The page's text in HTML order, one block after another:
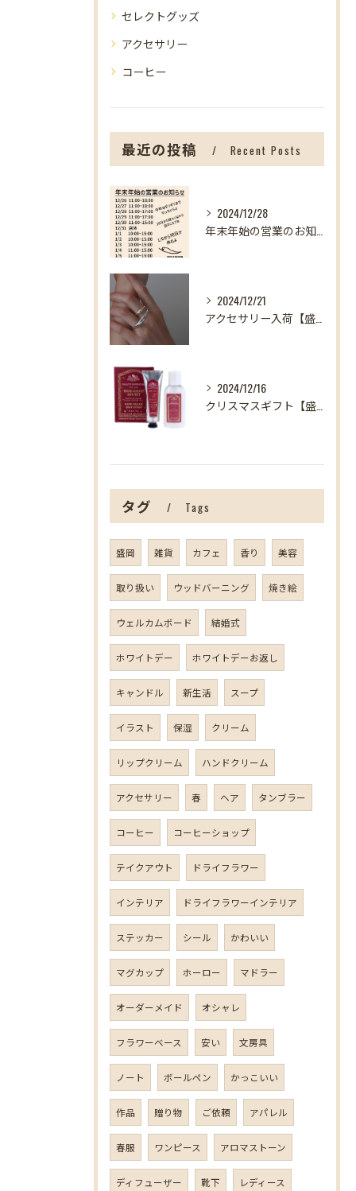
セレクトグッズ
アクセサリー
コーヒー
最近の投稿 Recent Posts
2024/12/28
2024/12/21
2024/12/16
タグ Tags
盛岡 雑貨 カフェ 香り 美容
取り扱い ウッドバーニング 焼き絵
ウェルカムボード 結婚式
ホワイトデー ホワイトデーお返し
キャンドル 新生活 スープ
イラスト 保湿 クリーム
リップクリーム ハンドクリーム
アクセサリー 春 ヘア タンブラー
コーヒー コーヒーショップ
テイクアウト ドライフラワー
インテリア ドライフラワーインテリア
ステッカー シール かわいい
マグカップ ホーロー マドラー
オーダーメイド オシャレ
フラワーベース 安い 文房具
ノート ボールペン かっこいい
作品 贈り物 ご依頼 アパレル
春服 ワンピース アロマストーン
ディフューザー 靴下 レディース